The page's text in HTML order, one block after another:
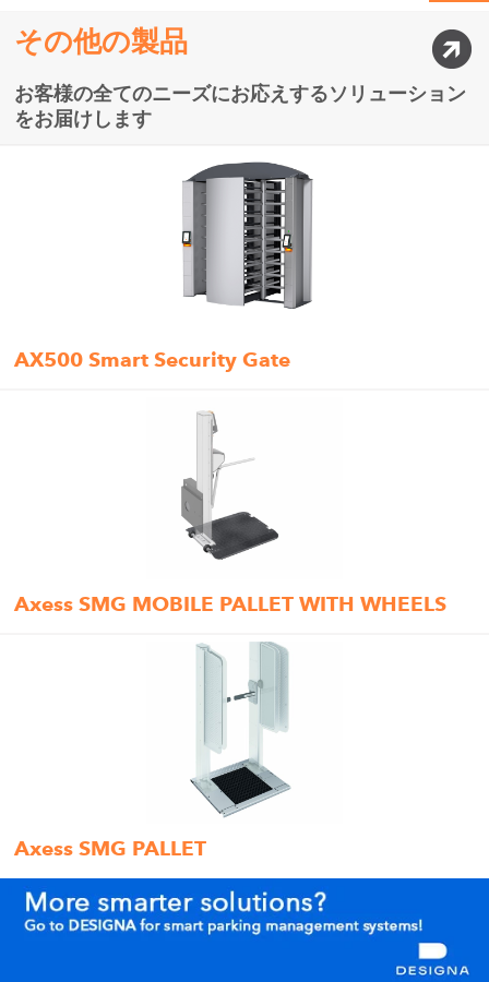
その他の製品
お客様の全てのニーズにお応えするソリューション
をお届けします
AX500 Smart Security Gate
Axess SMG MOBILE PALLET WITH WHEELS
Axess SMG PALLET